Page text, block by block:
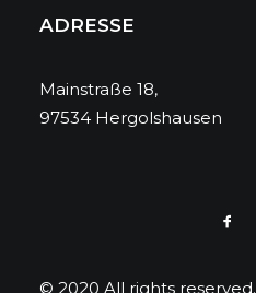
ADRESSE
Mainstraße 18,
97534 Hergolshausen
© 2020 All rights reserved.